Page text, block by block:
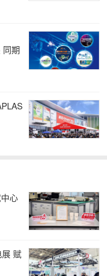
和观众人数再创新高，
回到上海这片土地，对
的征程，展会将承接
再次迎来关键一年，我
业界献上一场精彩纷呈
上海见面，共同推动橡
"的预登记已经火热开
都需要进行预先登记及
期入场。现在点击这里
民币50元，国内观众完
同期
心
赋